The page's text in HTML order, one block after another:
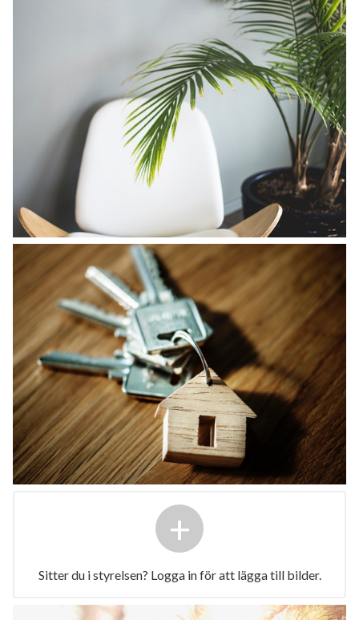
+
Sitter du i styrelsen? Logga in för att lägga till bilder.